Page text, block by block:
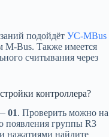
подойдёт УС-MBus
M-Bus. Также имеется
считывания через
контроллера?
01. Проверить можно на
появления группы R3
нажатиями найдите